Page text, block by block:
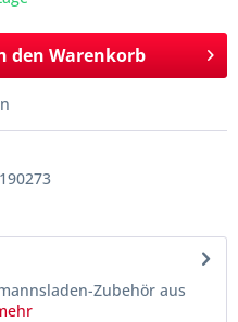
den Warenkorb
Zubehör aus